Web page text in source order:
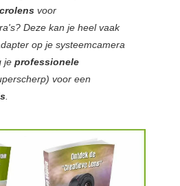
voor
Deze kan je heel vaak
op je systeemcamera
je professionele
voor een
.